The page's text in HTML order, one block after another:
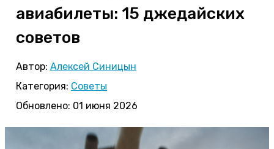
авиабилеты: 15 джедайских
советов
Автор: Алексей Синицын
Категория: Советы
Обновлено: 01 июня 2026